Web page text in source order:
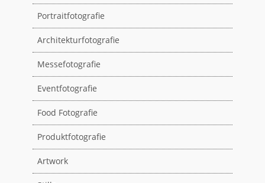
Portraitfotografie
Architekturfotografie
Messefotografie
Eventfotografie
Food Fotografie
Produktfotografie
Artwork